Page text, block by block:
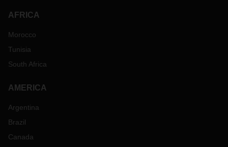
AFRICA
Morocco
Tunisia
South Africa
AMERICA
Argentina
Brazil
Canada